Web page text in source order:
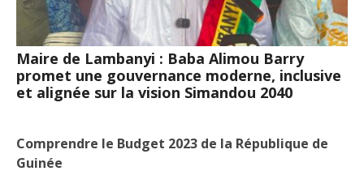
Maire de Lambanyi : Baba Alimou Barry
promet une gouvernance moderne, inclusive
et alignée sur la vision Simandou 2040
Comprendre le Budget 2023 de la République de
Guinée